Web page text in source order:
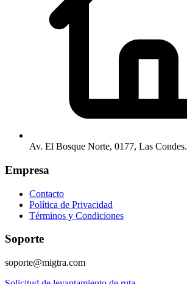
Av. El Bosque Norte, 0177, Las Condes.
Empresa
Contacto
Política de Privacidad
Términos y Condiciones
Soporte
soporte@migtra.com